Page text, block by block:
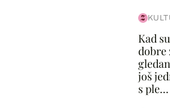
Kad
dobre
još
s ple...